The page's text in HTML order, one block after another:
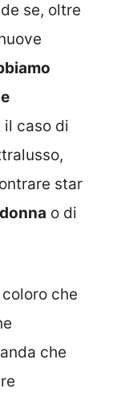
se, oltre
il caso di
star
o di
che
che